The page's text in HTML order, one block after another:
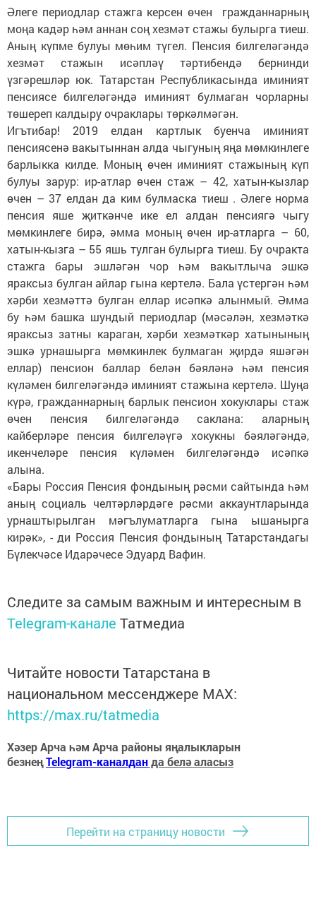
Әлеге периодлар стажга керсен өчен гражданнарның
моңа кадәр һәм аннан соң хезмәт стажы булырга тиеш.
Аның күпме булуы мөһим түгел. Пенсия билгеләгәндә
хезмәт стажын исәпләү тәртибендә бернинди
үзгәрешләр юк. Татарстан Республикасында иминият
пенсиясе билгеләгәндә иминият булмаган чорларны
төшереп калдыру очраклары төркәлмәгән.
Игътибар! 2019 елдан картлык буенча иминият
пенсиясенә вакытыннан алда чыгуның яңа мөмкинлеге
барлыкка килде. Моның өчен иминият стажының күп
булуы зарур: ир-атлар өчен стаж – 42, хатын-кызлар
өчен – 37 елдан да ким булмаска тиеш . Әлеге норма
пенсия яше җиткәнче ике ел алдан пенсиягә чыгу
мөмкинлеге бирә, әмма моның өчен ир-атларга – 60,
хатын-кызга – 55 яшь тулган булырга тиеш. Бу очракта
стажга бары эшләгән чор һәм вакытлыча эшкә
яраксыз булган айлар гына кертелә. Бала үстергән һәм
хәрби хезмәттә булган еллар исәпкә алынмый. Әмма
бу һәм башка шундый периодлар (мәсәлән, хезмәткә
яраксыз затны караган, хәрби хезмәткәр хатынының
эшкә урнашырга мөмкинлек булмаган җирдә яшәгән
еллар) пенсион баллар белән бәяләнә һәм пенсия
күләмен билгеләгәндә иминият стажына кертелә. Шуңа
күрә, гражданнарның барлык пенсион хокуклары стаж
өчен пенсия билгеләгәндә саклана: аларның
кайберләре пенсия билгеләүгә хокукны бәяләгәндә,
икенчеләре пенсия күләмен билгеләгәндә исәпкә
алына.
«Бары Россия Пенсия фондының рәсми сайтында һәм
аның социаль челтәрләрдәге рәсми аккаунтларында
урнаштырылган мәгълуматларга гына ышанырга
кирәк», - ди Россия Пенсия фондының Татарстандагы
Бүлекчәсе Идарәчесе Эдуард Вафин.
Следите за самым важным и интересным в
Telegram-канале Татмедиа
Читайте новости Татарстана в
национальном мессенджере MАХ:
https://max.ru/tatmedia
Хәзер Арча һәм Арча районы яңалыкларын
безнеңTelegram-каналданда белә аласыз
Перейти на страницу новости